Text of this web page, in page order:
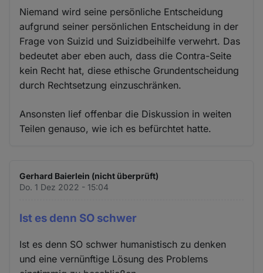
Niemand wird seine persönliche Entscheidung
aufgrund seiner persönlichen Entscheidung in der
Frage von Suizid und Suizidbeihilfe verwehrt. Das
bedeutet aber eben auch, dass die Contra-Seite
kein Recht hat, diese ethische Grundentscheidung
durch Rechtsetzung einzuschränken.
Ansonsten lief offenbar die Diskussion in weiten
Teilen genauso, wie ich es befürchtet hatte.
Gerhard Baierlein (nicht überprüft)
Do. 1 Dez 2022 - 15:04
Ist es denn SO schwer
Ist es denn SO schwer humanistisch zu denken
und eine vernünftige Lösung des Problems